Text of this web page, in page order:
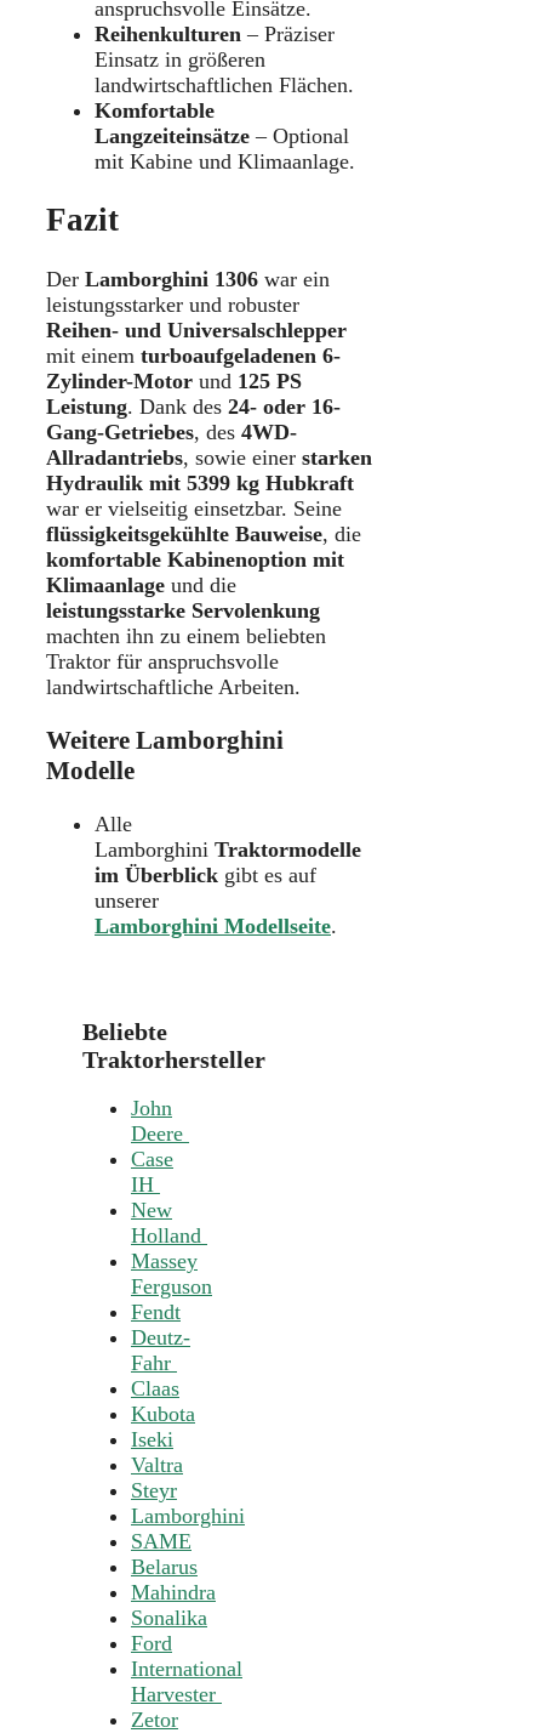
anspruchsvolle Einsätze.
Reihenkulturen – Präziser
Einsatz in größeren
landwirtschaftlichen Flächen.
Komfortable
Langzeiteinsätze – Optional
mit Kabine und Klimaanlage.
Fazit
Der Lamborghini 1306 war ein
leistungsstarker und robuster
Reihen- und Universalschlepper
mit einem turboaufgeladenen 6-
Zylinder-Motor und 125 PS
Leistung. Dank des 24- oder 16-
Gang-Getriebes, des 4WD-
Allradantriebs, sowie einer starken
Hydraulik mit 5399 kg Hubkraft
war er vielseitig einsetzbar. Seine
flüssigkeitsgekühlte Bauweise, die
komfortable Kabinenoption mit
Klimaanlage und die
leistungsstarke Servolenkung
machten ihn zu einem beliebten
Traktor für anspruchsvolle
landwirtschaftliche Arbeiten.
Weitere Lamborghini
Modelle
Alle
Lamborghini Traktormodelle
im Überblick gibt es auf
unserer
Lamborghini Modellseite.
Beliebte
Traktorhersteller
John
Deere
Case
IH
New
Holland
Massey
Ferguson
Fendt
Deutz-
Fahr
Claas
Kubota
Iseki
Valtra
Steyr
Lamborghini
SAME
Belarus
Mahindra
Sonalika
Ford
International
Harvester
Zetor